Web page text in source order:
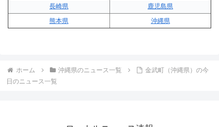
長崎県
鹿児島県
熊本県
沖縄県
ホーム 沖縄県のニュース一覧
金武町（沖縄県）の今
日のニュース一覧